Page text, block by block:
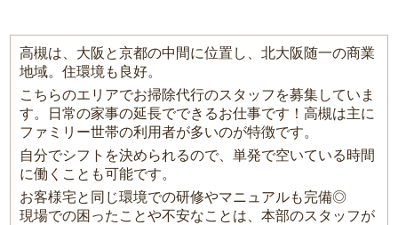
高槻は、大阪と京都の中間に位置し、北大阪随一の商業
地域。住環境も良好。
こちらのエリアでお掃除代行のスタッフを募集していま
す。日常の家事の延長でできるお仕事です！高槻は主に
ファミリー世帯の利用者が多いのが特徴です。
自分でシフトを決められるので、単発で空いている時間
に働くことも可能です。
お客様宅と同じ環境での研修やマニュアルも完備◎
現場での困ったことや不安なことは、本部のスタッフが